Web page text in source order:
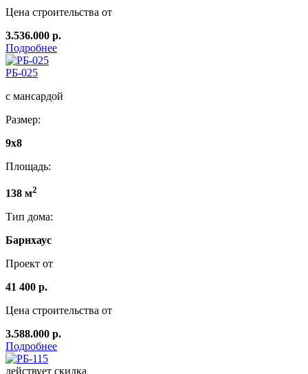
Цена строительства от
3.536.000 р.
Подробнее
РБ-025
с мансардой
Размер:
9x8
Площадь:
138 м2
Тип дома:
Барнхаус
Проект от
41 400 р.
Цена строительства от
3.588.000 р.
Подробнее
действует скидка